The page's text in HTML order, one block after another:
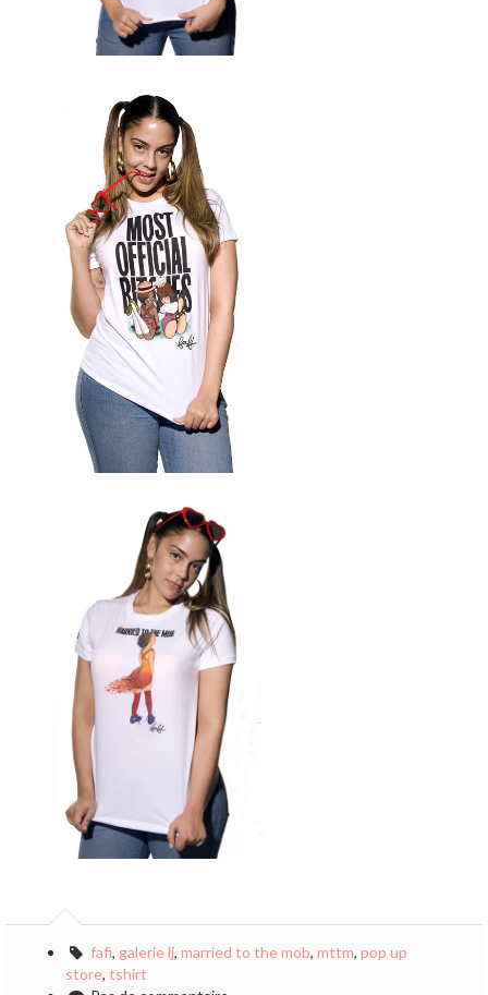
fafi, galerie lj, married to the mob, mttm, pop up
store, tshirt